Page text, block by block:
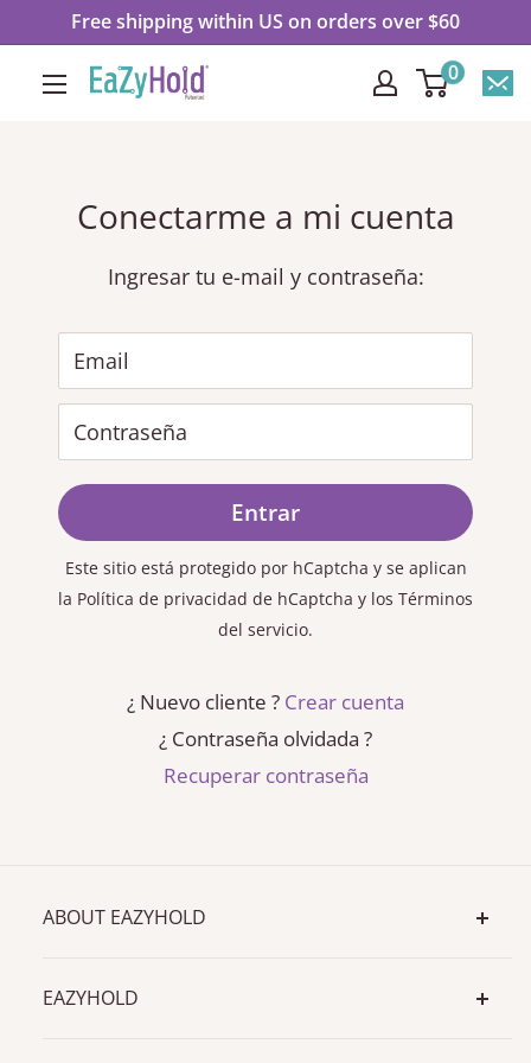
Free shipping within US on orders over $60
EaZyHold 0
Conectarme a mi cuenta
Ingresar tu e-mail y contraseña:
Email
Contraseña
Entrar
Este sitio está protegido por hCaptcha y se aplican
la Política de privacidad de hCaptcha y los Términos
del servicio.
¿ Nuevo cliente ? Crear cuenta
¿ Contraseña olvidada ?
Recuperar contraseña
ABOUT EAZYHOLD
at home, school, therapy, work or play!
EAZYHOLD